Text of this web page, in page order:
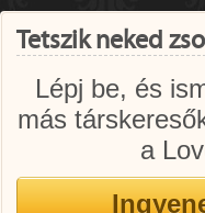
Tetszik neked
Lépj be, és
más
a